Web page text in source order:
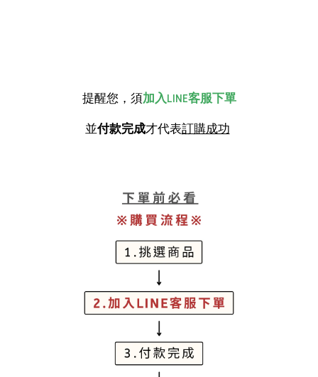
提醒您，須加入LINE客服下單
並付款完成才代表訂購成功